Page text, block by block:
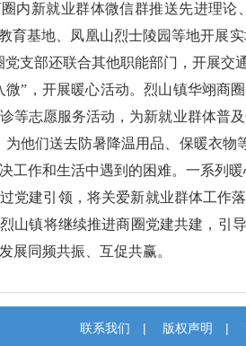
内新就业群体微信群推送先进理
育基地、凤凰山烈士陵园等地开展
党支部还联合其他职能部门，开展
微”，开展暖心活动。烈山镇华翊商
等志愿服务活动，为新就业群体普
为他们送去防暑降温用品、保暖衣
工作和生活中遇到的困难。一系列
党建引领，将关爱新就业群体工作
山镇将继续推进商圈党建共建，引
展同频共振、互促共赢。
联系我们 | 版权声明 |